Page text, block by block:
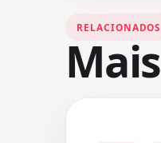
RELACIONADOS